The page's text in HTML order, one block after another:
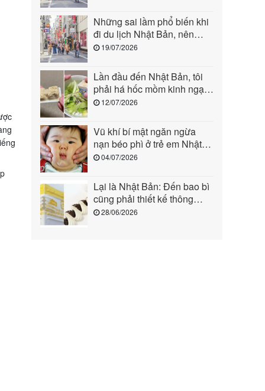
Những sai lầm phổ biến khi
đi du lịch Nhật Bản, nên
ghim kỹ để tránh rước họa
19/07/2026
Lần đầu đến Nhật Bản, tôi
phải há hốc mồm kinh ngạc
khi chứng kiến những cảnh
tương lai”!
12/07/2026
Vũ khí bí mật ngăn ngừa
nạn béo phì ở trẻ em Nhật
Bản
04/07/2026
Lại là Nhật Bản: Đến bao bì
cũng phải thiết kế thông
minh đến mức này mới chịu!
28/06/2026